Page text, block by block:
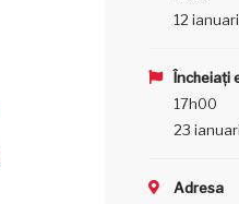
12
Încheiați
17h00
23
Adresa